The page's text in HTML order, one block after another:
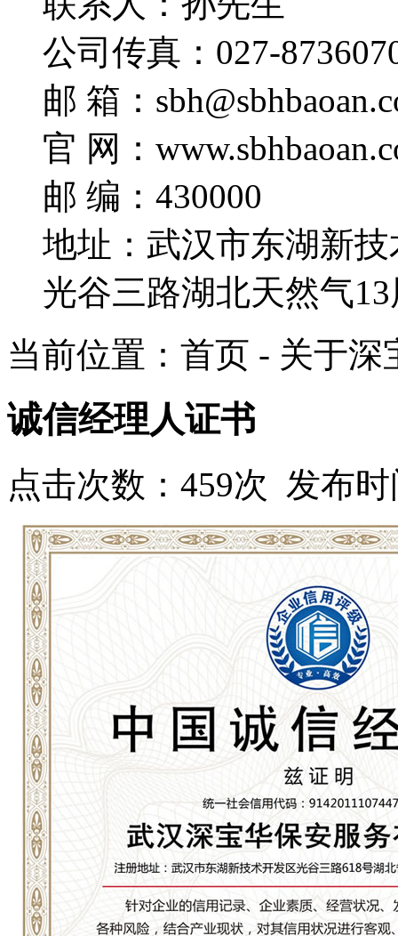
公司传真：027-
邮 箱：
官 网：
邮 编：430000
地址：武汉市东湖新
光谷三路湖北天然气13
当前位置：首页 - 关于
诚信经理人证书
点击次数：459次 发布